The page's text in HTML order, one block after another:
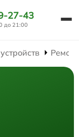
27-43
до 21:00